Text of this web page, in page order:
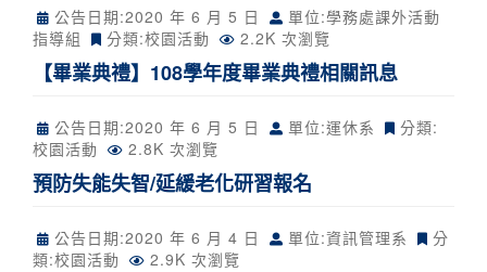
公告日期:2020 年 6 月 5 日
單位:學務處課外活動
指導組
分類:校園活動 2.2K 次瀏覽
【畢業典禮】108學年度畢業典禮相關訊息
公告日期:2020 年 6 月 5 日 單位:運休系
分類:
校園活動
2.8K 次瀏覽
預防失能失智/延緩老化研習報名
公告日期:2020 年 6 月 4 日 單位:資訊管理系
分
類:校園活動 2.9K 次瀏覽